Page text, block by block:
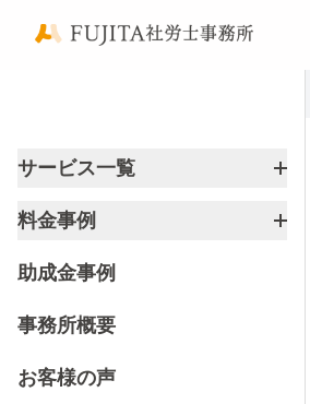
サービス一覧
料金事例
助成金事例
事務所概要
お客様の声